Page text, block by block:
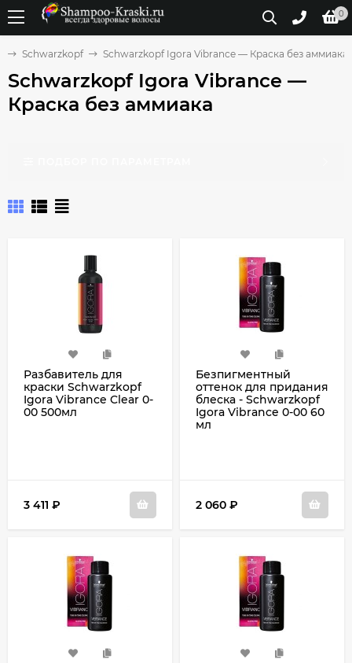
0
Schwarzkopf Schwarzkopf Igora Vibrance — Краска без аммиака
Schwarzkopf Igora Vibrance —
Краска без аммиака
Разбавитель для
краски Schwarzkopf
Igora Vibrance Clear 0-
00 500мл
3 411 ₽
Безпигментный
оттенок для придания
блеска - Schwarzkopf
Igora Vibrance 0-00 60
мл
2 060 ₽